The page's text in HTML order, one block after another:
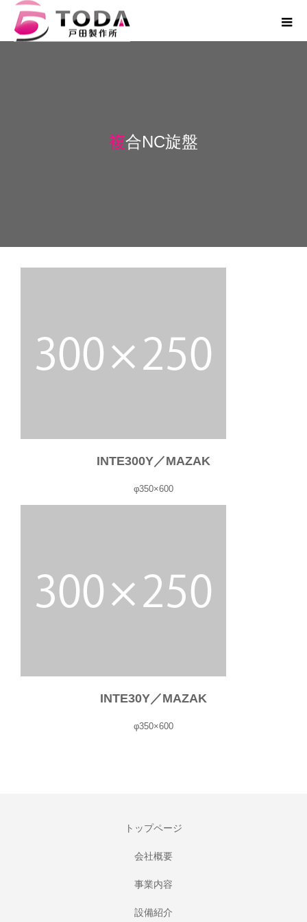
複合NC旋盤
INTE300Y／MAZAK
φ350×600
INTE30Y／MAZAK
φ350×600
トップページ
会社概要
事業内容
設備紹介